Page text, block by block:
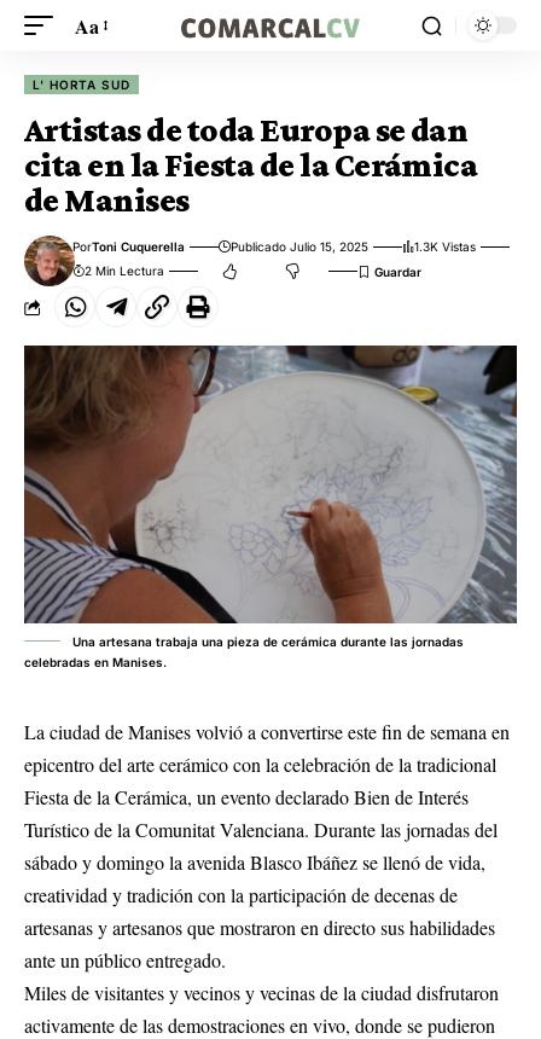
Aa
L' HORTA SUD
Artistas de toda Europa se dan
cita en la Fiesta de la Cerámica
de Manises
PorToni Cuquerella Publicado Julio 15, 2025
1.3K Vistas
2 Min Lectura
Una artesana trabaja una pieza de cerámica durante las jornadas
celebradas en Manises.
La ciudad de Manises volvió a convertirse este fin de semana en
epicentro del arte cerámico con la celebración de la tradicional
Fiesta de la Cerámica, un evento declarado Bien de Interés
Turístico de la Comunitat Valenciana. Durante las jornadas del
sábado y domingo la avenida Blasco Ibáñez se llenó de vida,
creatividad y tradición con la participación de decenas de
artesanas y artesanos que mostraron en directo sus habilidades
ante un público entregado.
Miles de visitantes y vecinos y vecinas de la ciudad disfrutaron
activamente de las demostraciones en vivo, donde se pudieron